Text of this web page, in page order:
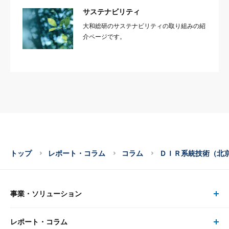
サステナビリティ
大和総研のサステナビリティの取り組みの紹
介ページです。
トップ レポート・コラム コラム ＤＩＲ系統技術（北
事業・ソリューション
事業・ソリューション トップ
レポート・コラム